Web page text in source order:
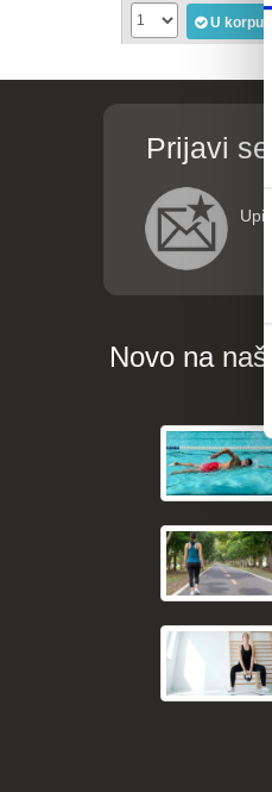
U korpu
Prijavi
Novo na